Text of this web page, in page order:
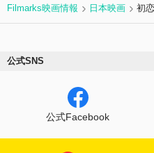
Filmarks映画情報 日本映画 初
公式SNS
公式Facebook